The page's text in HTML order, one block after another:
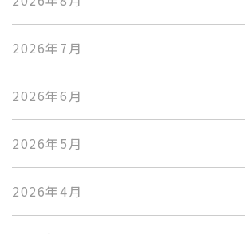
2026年7月
2026年6月
2026年5月
2026年4月